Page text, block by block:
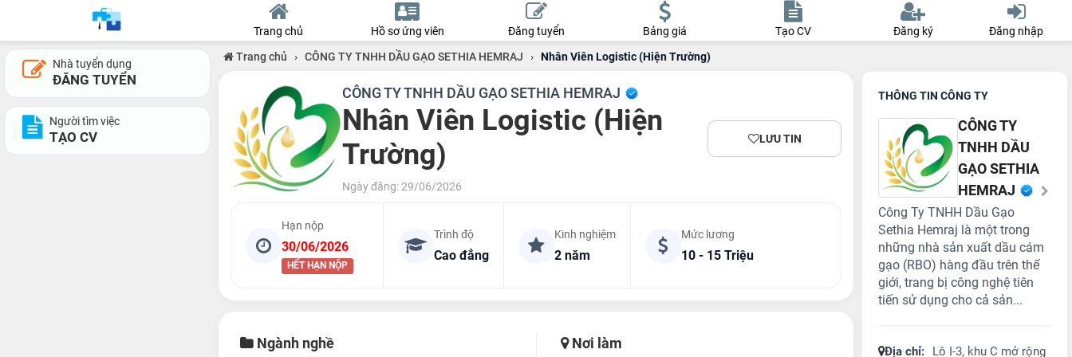
Trang chủ Hồ sơ ứng viên Đăng tuyển Bảng giá Tạo CV Đăng ký Đăng nhập
Nhà tuyển dụng
ĐĂNG TUYỂN
Người tìm việc
TẠO CV
Trang chủ › CÔNG TY TNHH DẦU GẠO SETHIA HEMRAJ › Nhân Viên Logistic (Hiện Trường)
CÔNG TY TNHH DẦU GẠO SETHIA HEMRAJ
Nhân Viên Logistic (Hiện
Trường)
Ngày đăng: 29/06/2026
LƯU TIN
Hạn nộp
30/06/2026
HẾT HẠN NỘP
Trình độ
Cao đẳng
Kinh nghiệm
2 năm
Mức lương
10 - 15 Triệu
Ngành nghề Nơi làm
THÔNG TIN CÔNG TY
CÔNG TY
TNHH DẦU
GẠO SETHIA
HEMRAJ
Công Ty TNHH Dầu Gạo
Sethia Hemraj là một trong
những nhà sản xuất dầu cám
gạo (RBO) hàng đầu trên thế
giới, trang bị công nghệ tiên
tiến sử dụng cho cả sản...
Địa chỉ:
Lô I-3, khu C mở rộng